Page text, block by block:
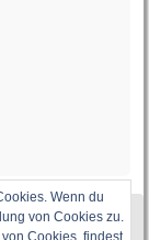
Wenn du
von Cookies zu.
Cookies, findest